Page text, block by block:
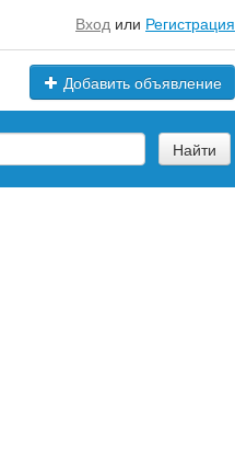
Вход или Регистрация
Добавить объявление
Найти